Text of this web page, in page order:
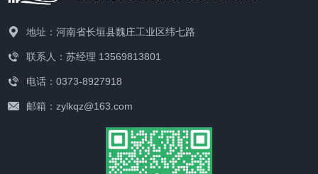
地址：河南省长垣县魏庄工业区纬七路
联系人：苏经理 13569813801
电话：0373-8927918
邮箱：zylkqz@163.com